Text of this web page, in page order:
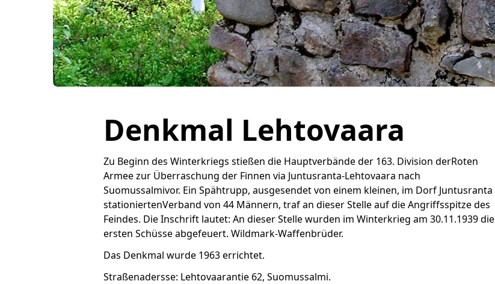
Denkmal Lehtovaara
Zu Beginn des Winterkriegs stießen die Hauptverbände der 163. Division derRoten
Armee zur Überraschung der Finnen via Juntusranta-Lehtovaara nach
Suomussalmivor. Ein Spähtrupp, ausgesendet von einem kleinen, im Dorf Juntusranta
stationiertenVerband von 44 Männern, traf an dieser Stelle auf die Angriffsspitze des
Feindes. Die Inschrift lautet: An dieser Stelle wurden im Winterkrieg am 30.11.1939 die
ersten Schüsse abgefeuert. Wildmark-Waffenbrüder.
Das Denkmal wurde 1963 errichtet.
Straßenadersse: Lehtovaarantie 62, Suomussalmi.